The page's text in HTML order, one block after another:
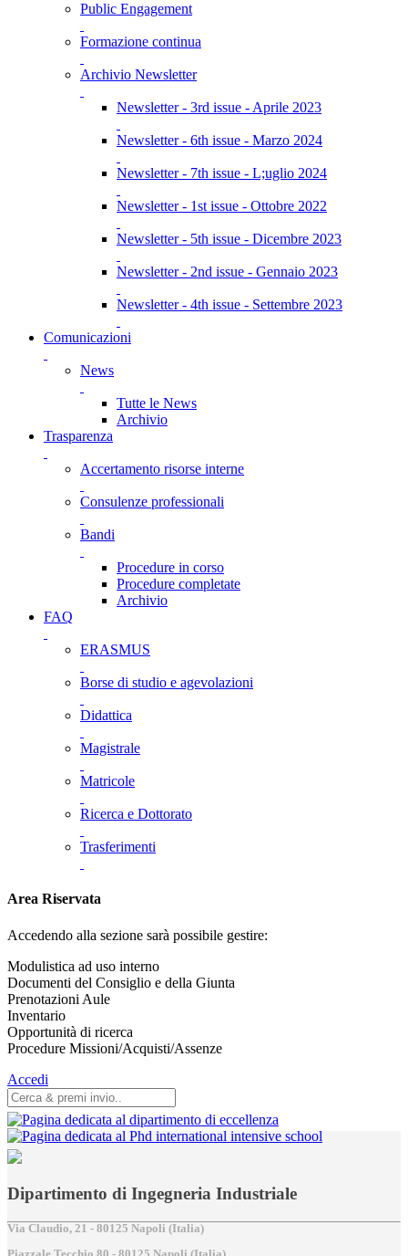
Public Engagement
Formazione continua
Archivio Newsletter
Newsletter - 3rd issue - Aprile 2023
Newsletter - 6th issue - Marzo 2024
Newsletter - 7th issue - L;uglio 2024
Newsletter - 1st issue - Ottobre 2022
Newsletter - 5th issue - Dicembre 2023
Newsletter - 2nd issue - Gennaio 2023
Newsletter - 4th issue - Settembre 2023
Comunicazioni
News
Tutte le News
Archivio
Trasparenza
Accertamento risorse interne
Consulenze professionali
Bandi
Procedure in corso
Procedure completate
Archivio
FAQ
ERASMUS
Borse di studio e agevolazioni
Didattica
Magistrale
Matricole
Ricerca e Dottorato
Trasferimenti
Area Riservata
Accedendo alla sezione sarà possibile gestire:
Modulistica ad uso interno
Documenti del Consiglio e della Giunta
Prenotazioni Aule
Inventario
Opportunità di ricerca
Procedure Missioni/Acquisti/Assenze
Accedi
Dipartimento di Ingegneria Industriale
Via Claudio, 21 - 80125 Napoli (Italia)